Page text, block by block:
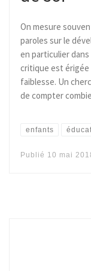
On mesure
paroles sur le
en particulier
critique est érigée
faiblesse. Un
de compter
enfants
Publié 10 mai